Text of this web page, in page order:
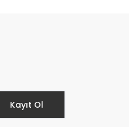
Kayıt Ol